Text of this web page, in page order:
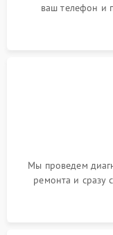
ваш телефон и
Мы проведем
ремонта и сразу